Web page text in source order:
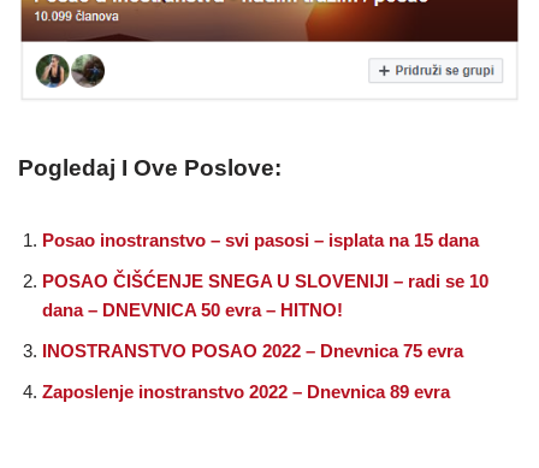
Pogledaj I Ove Poslove:
Posao inostranstvo – svi pasosi – isplata na 15 dana
POSAO ČIŠĆENJE SNEGA U SLOVENIJI – radi se 10
dana – DNEVNICA 50 evra – HITNO!
INOSTRANSTVO POSAO 2022 – Dnevnica 75 evra
Zaposlenje inostranstvo 2022 – Dnevnica 89 evra